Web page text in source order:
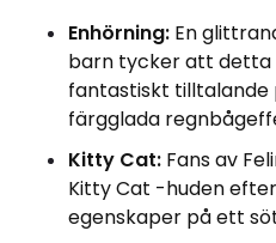
Enhörning: En
barn tycker att detta
fantastiskt tilltalande
färgglada
Kitty Cat: Fans av
Kitty Cat -huden
egenskaper på ett